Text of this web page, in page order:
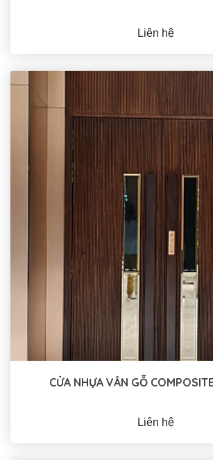
Liên hệ
CỬA NHỰA VÂN GỖ
Liên hệ